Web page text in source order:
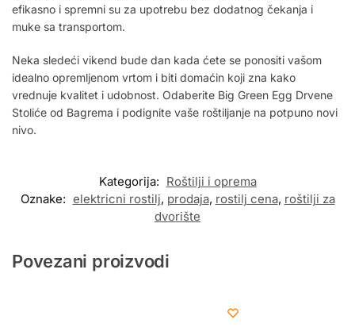
efikasno i spremni su za upotrebu bez dodatnog čekanja i
muke sa transportom.
Neka sledeći vikend bude dan kada ćete se ponositi vašom
idealno opremljenom vrtom i biti domaćin koji zna kako
vrednuje kvalitet i udobnost. Odaberite Big Green Egg Drvene
Stoliće od Bagrema i podignite vaše roštiljanje na potpuno novi
nivo.
Kategorija: Roštilji i oprema
Oznake: elektricni rostilj, prodaja, rostilj cena, roštilji za
dvorište
Povezani proizvodi